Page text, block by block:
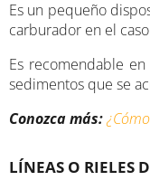
Es un pequeño
carburador en el
Es recomendable
sedimentos que se
Conozca más:
LÍNEAS O RIELES